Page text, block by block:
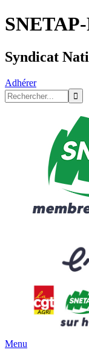
Syndicat
Adhérer
Menu